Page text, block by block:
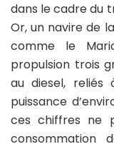
dans le cadre du
Or, un navire de
comme le
propulsion trois
au diesel, reliés
puissance
ces chiffres ne
consommation